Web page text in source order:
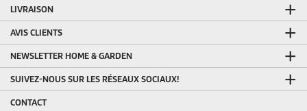
LIVRAISON
AVIS CLIENTS
NEWSLETTER HOME & GARDEN
SUIVEZ-NOUS SUR LES RÉSEAUX SOCIAUX!
CONTACT